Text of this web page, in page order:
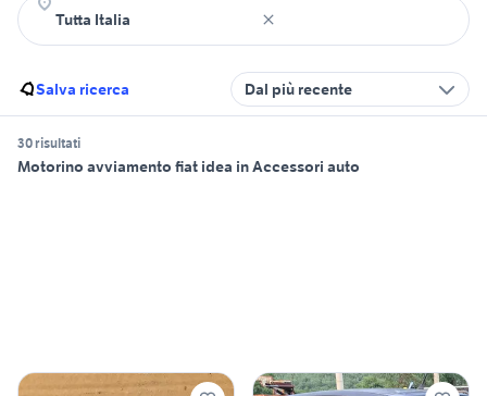
Salva ricerca Dal più recente
30 risultati
Motorino avviamento fiat idea in Accessori auto